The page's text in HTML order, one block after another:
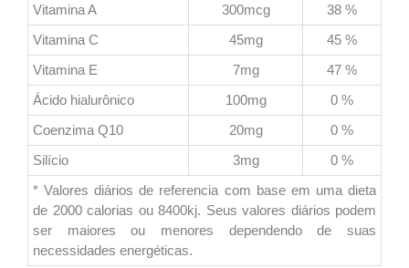
Vitamina A
300mcg
38 %
Vitamina C
45mg
45 %
Vitamina E
7mg
47 %
Ácido hialurônico
100mg
0 %
Coenzima Q10
20mg
0 %
Silício
3mg
0 %
* Valores diários de referencia com base em uma dieta
de 2000 calorias ou 8400kj. Seus valores diários podem
ser maiores ou menores dependendo de suas
necessidades energéticas.